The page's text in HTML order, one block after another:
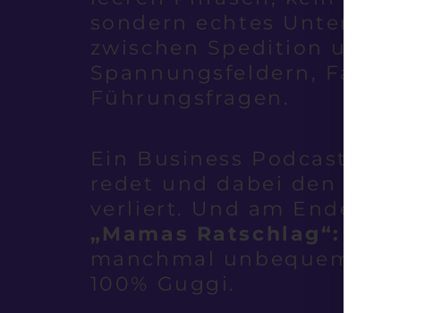
sondern echtes
zwischen Spedition und
Spannungsfeldern,
Führungsfragen.
Ein Business Podcast, der
redet und dabei den Humor
verliert. Und am Ende jeder
„Mamas Ratschlag“:
manchmal unbequem, aber
100% Guggi.